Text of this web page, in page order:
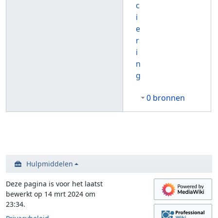
c
i
e
r
i
n
g
0 bronnen
Hulpmiddelen
Deze pagina is voor het laatst
bewerkt op 14 mrt 2024 om
23:34.